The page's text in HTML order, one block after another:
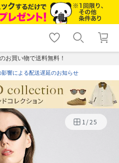
shopping_cart lock_outline
ログイン
お買い物で送料無料！
響による配送遅延のお知らせ
1/25